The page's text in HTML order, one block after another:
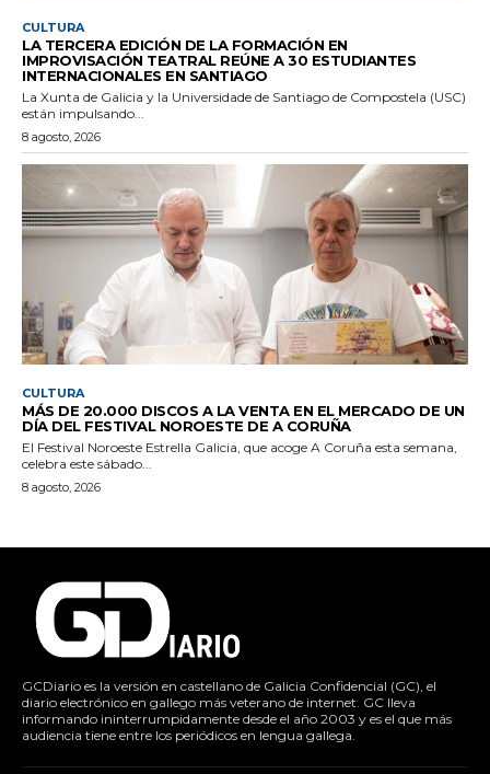
CULTURA
LA TERCERA EDICIÓN DE LA FORMACIÓN EN
IMPROVISACIÓN TEATRAL REÚNE A 30 ESTUDIANTES
INTERNACIONALES EN SANTIAGO
La Xunta de Galicia y la Universidade de Santiago de Compostela (USC)
están impulsando...
8 agosto, 2026
CULTURA
MÁS DE 20.000 DISCOS A LA VENTA EN EL MERCADO DE UN
DÍA DEL FESTIVAL NOROESTE DE A CORUÑA
El Festival Noroeste Estrella Galicia, que acoge A Coruña esta semana,
celebra este sábado...
8 agosto, 2026
GCDiario es la versión en castellano de Galicia Confidencial (GC), el
diario electrónico en gallego más veterano de internet. GC lleva
informando ininterrumpidamente desde el año 2003 y es el que más
audiencia tiene entre los periódicos en lengua gallega.